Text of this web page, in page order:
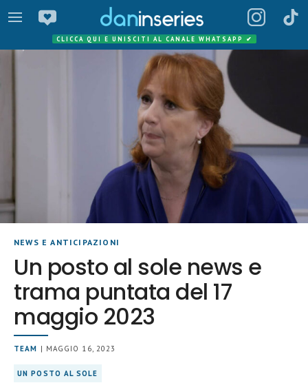
CLICCA QUI E UNISCITI AL CANALE WHATSAPP ✔
NEWS E ANTICIPAZIONI
Un posto al sole news e
trama puntata del 17
maggio 2023
TEAM | MAGGIO 16, 2023
UN POSTO AL SOLE